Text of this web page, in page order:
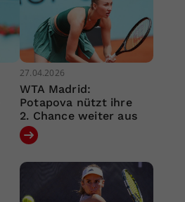
27.04.2026
WTA Madrid:
Potapova nützt ihre
2. Chance weiter aus